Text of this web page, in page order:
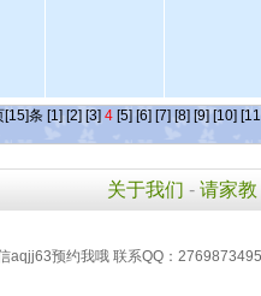
[15]条 [1] [2] [3] 4 [5] [6] [7] [8] [9] [10]
关于我们 - 请家教
aqjj63预约我哦 联系QQ：